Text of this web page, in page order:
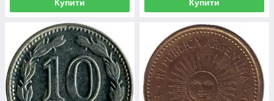
Купити Купити